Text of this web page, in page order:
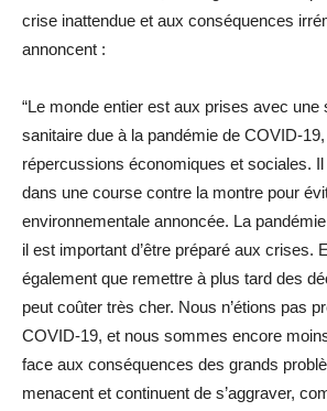
crise inattendue et aux conséquences
annoncent :
“Le monde entier est aux prises avec une
sanitaire due à la pandémie de COVID-
répercussions économiques et sociales.
dans une course contre la montre pour
environnementale annoncée. La
il est important d’être préparé aux crises.
également que remettre à plus tard des
peut coûter très cher. Nous n’étions pas
COVID-19, et nous sommes encore
face aux conséquences des grands
menacent et continuent de s’aggraver,